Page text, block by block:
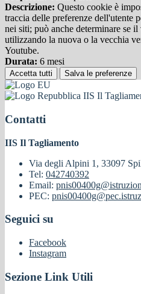
Descrizione: Questo cookie è
traccia delle preferenze dell'utente
nei siti; può anche determinare se
utilizzando la nuova o la vecchia
Youtube.
Durata: 6 mesi
Accetta tutti Salva le preferenze
IIS Il
Contatti
IIS Il Tagliamento
Via degli Alpini 1, 33097
Tel: 042740392
Email:
PEC:
Seguici su
Facebook
Instagram
Sezione Link Utili